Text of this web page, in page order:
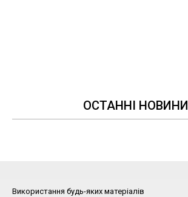
ОСТАННІ НОВИНИ
Використання будь-яких матеріалів